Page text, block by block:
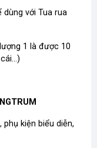
với Tua rua
1 là được 10
kiện biểu diễn,